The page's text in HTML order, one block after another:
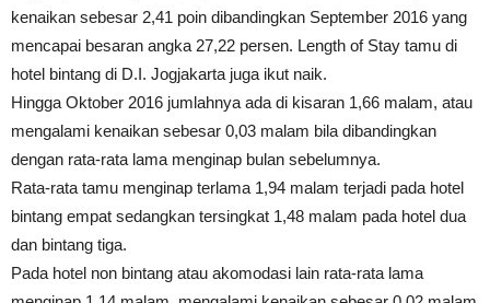
kenaikan sebesar 2,41 poin dibandingkan September 2016 yang
mencapai besaran angka 27,22 persen. Length of Stay tamu di
hotel bintang di D.I. Jogjakarta juga ikut naik.
Hingga Oktober 2016 jumlahnya ada di kisaran 1,66 malam, atau
mengalami kenaikan sebesar 0,03 malam bila dibandingkan
dengan rata-rata lama menginap bulan sebelumnya.
Rata-rata tamu menginap terlama 1,94 malam terjadi pada hotel
bintang empat sedangkan tersingkat 1,48 malam pada hotel dua
dan bintang tiga.
Pada hotel non bintang atau akomodasi lain rata-rata lama